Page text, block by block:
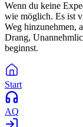
Wenn du keine
wie möglich. Es ist
Weg hinzunehmen,
Drang,
beginnst.
Start
AQ